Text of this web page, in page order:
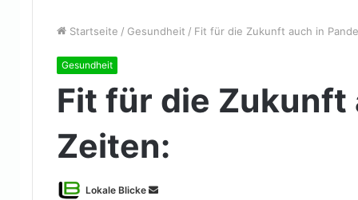
Startseite / Gesundheit / Fit für die Zukunft auch in
Gesundheit
Fit für die Zukunft
Zeiten:
Lokale Blicke
Sende